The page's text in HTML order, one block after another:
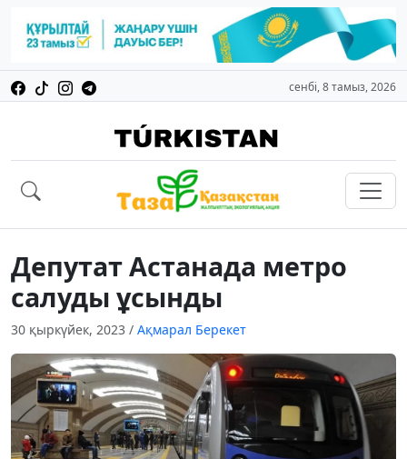
сенбі, 8 тамыз, 2026
Депутат Астанада метро
салуды ұсынды
30 қыркүйек, 2023 / Ақмарал Берекет